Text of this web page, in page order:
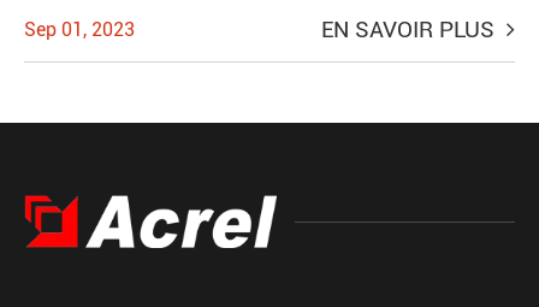
Sep 01, 2023 EN SAVOIR PLUS